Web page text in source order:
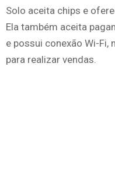
Solo aceita chips e
Ela também aceita
e possui conexão Wi-Fi,
para realizar vendas.